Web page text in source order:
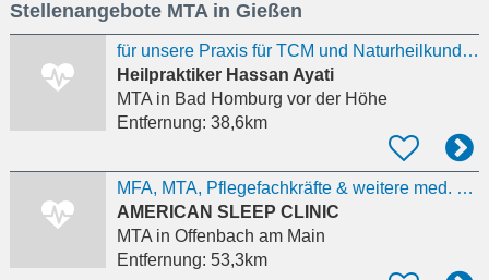
eingeben
Stellenangebote MTA in Gießen
für unsere Praxis für TCM und Naturheilkunde eine/n Arzthelfer/in MTA
Heilpraktiker Hassan Ayati
MTAin Bad Homburg vor der Höhe
Entfernung: 38,6km
MFA, MTA, Pflegefachkräfte & weitere med. Berufsqualifikationen– Englisch erforderlich
AMERICAN SLEEP CLINIC
MTAin Offenbach am Main
Entfernung: 53,3km